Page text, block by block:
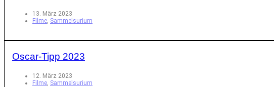
13. März 2023
Filme Sammelsurium
Oscar-Tipp 2023
12. März 2023
Filme, Sammelsurium